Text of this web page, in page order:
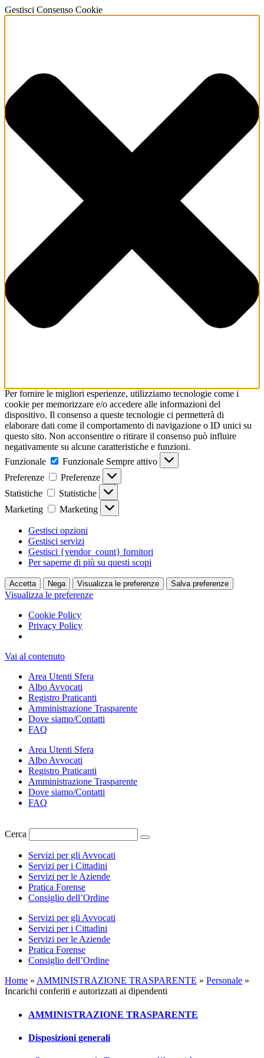
Gestisci Consenso Cookie
Per fornire le migliori esperienze, utilizziamo tecnologie come i
cookie per memorizzare e/o accedere alle informazioni del
dispositivo. Il consenso a queste tecnologie ci permetterà di
elaborare dati come il comportamento di navigazione o ID unici su
questo sito. Non acconsentire o ritirare il consenso può influire
negativamente su alcune caratteristiche e funzioni.
Funzionale
Funzionale Sempre attivo
Preferenze
Preferenze
Statistiche
Statistiche
Marketing
Marketing
Gestisci opzioni
Gestisci servizi
Gestisci {vendor_count} fornitori
Per saperne di più su questi scopi
Accetta Nega Visualizza le preferenze Salva preferenze
Visualizza le preferenze
Cookie Policy
Privacy Policy
Vai al contenuto
Area Utenti Sfera
Albo Avvocati
Registro Praticanti
Amministrazione Trasparente
Dove siamo/Contatti
FAQ
Area Utenti Sfera
Albo Avvocati
Registro Praticanti
Amministrazione Trasparente
Dove siamo/Contatti
FAQ
Cerca
Servizi per gli Avvocati
Servizi per i Cittadini
Servizi per le Aziende
Pratica Forense
Consiglio dell’Ordine
Servizi per gli Avvocati
Servizi per i Cittadini
Servizi per le Aziende
Pratica Forense
Consiglio dell’Ordine
Home » AMMINISTRAZIONE TRASPARENTE » Personale »
Incarichi conferiti e autorizzati ai dipendenti
AMMINISTRAZIONE TRASPARENTE
Disposizioni generali